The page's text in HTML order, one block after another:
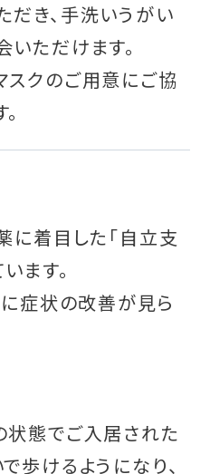
き、手洗いうがい
ただけます。
スクのご用意にご協
に着目した「自立支
ます。
症状の改善が見ら
態でご入居された
歩けるようになり、